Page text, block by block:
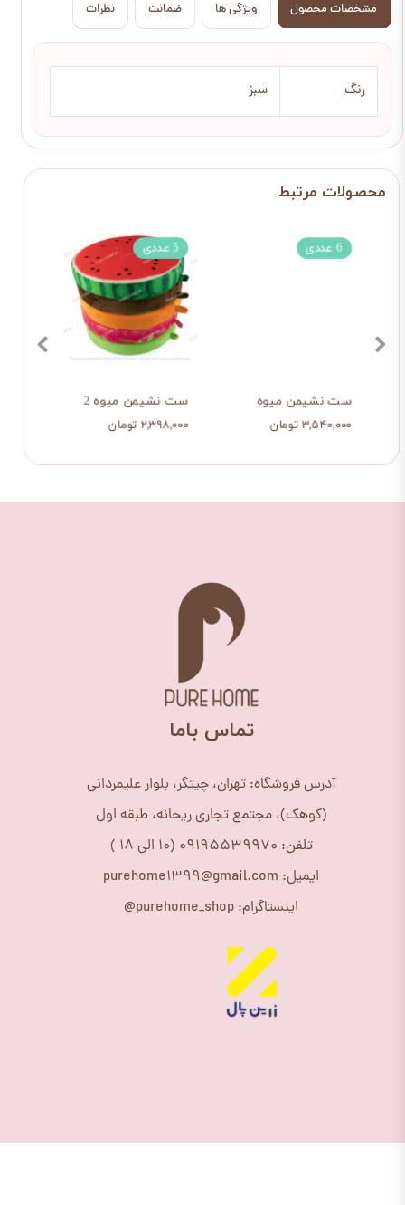
مشخصات محصول ویژگی ها ضمانت نظرات
رنگ سبز
ست نشیمن میوه 2
۲,۳۹۸,۰۰۰ تومان
5 عددی
ست نشیمن میوه
۳,۵۴۰,۰۰۰ تومان
6 عددی
​تماس باما
آدرس فروشگاه: تهران، چیتگر، بلوار علیمردانی
(کوهک)، مجتمع تجاری ریحانه، طبقه اول
تلفن: 09195539970 (10 الی 18 )
ایمیل: purehome1399@gmail.com
اینستاگرام: purehome_shop@